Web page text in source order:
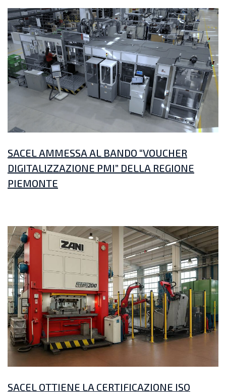
SACEL AMMESSA AL BANDO “VOUCHER
DIGITALIZZAZIONE PMI” DELLA REGIONE
PIEMONTE
SACEL OTTIENE LA CERTIFICAZIONE ISO